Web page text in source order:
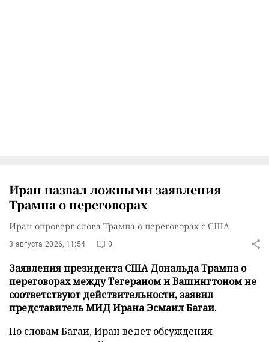
Иран назвал ложными заявления
Трампа о переговорах
Иран опроверг слова Трампа о переговорах с США
3 августа 2026, 11:54 0
Заявления президента США Дональда Трампа о
переговорах между Тегераном и Вашингтоном не
соответствуют действительности, заявил
представитель МИД Ирана Эсмаил Багаи.
По словам Багаи, Иран ведет обсуждения